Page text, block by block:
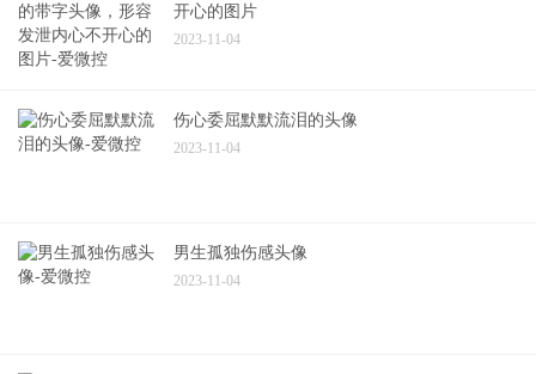
开心的图片
2023-11-04
伤心委屈默默流泪的头像
2023-11-04
男生孤独伤感头像
2023-11-04